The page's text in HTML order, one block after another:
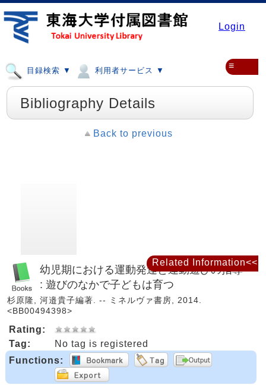
Login
目録検索 ▼ 利用者サービス ▼ ≡
Bibliography Details
Back to previous
幼児期における運動発達と運動遊びの指導
: 遊びのなかで子どもは育つ
杉原隆, 河邉貴子編著. -- ミネルヴァ書房, 2014.
<BB00494398>
Rating:
Tag:
No tag is registered
Functions:
Related Information<<